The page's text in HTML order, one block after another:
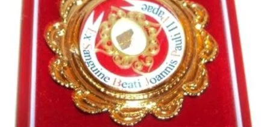
Економіка Світ
Спорт Наука
Техно і зв'язок Лайт
Зброя Інциденти
Туризм